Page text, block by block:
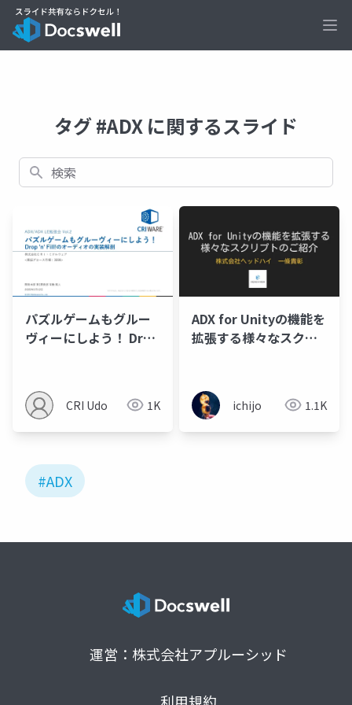
タグ #ADX に関するスライド
検索
パズルゲームもグルー
ヴィーにしよう！ Drop
CRI Udo 1K
ADX for Unityの機能を
拡張する様々なスクリ
ichijo 1.1K
#ADX
運営：株式会社アプルーシッド
利用規約